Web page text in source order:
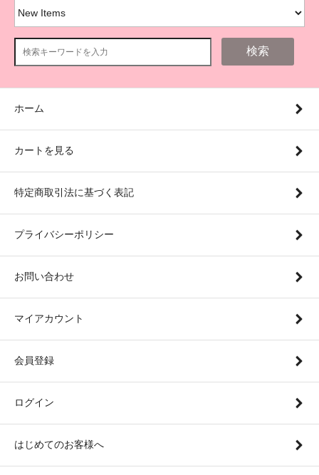
検索
ホーム
カートを見る
特定商取引法に基づく表記
プライバシーポリシー
お問い合わせ
マイアカウント
会員登録
ログイン
はじめてのお客様へ